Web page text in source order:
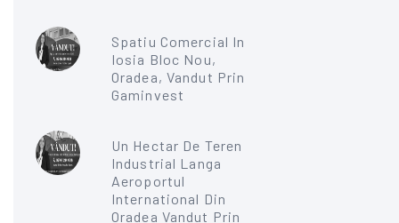
Spatiu Comercial In
Iosia Bloc Nou,
Oradea, Vandut Prin
Gaminvest
Un Hectar De Teren
Industrial Langa
Aeroportul
International Din
Oradea Vandut Prin